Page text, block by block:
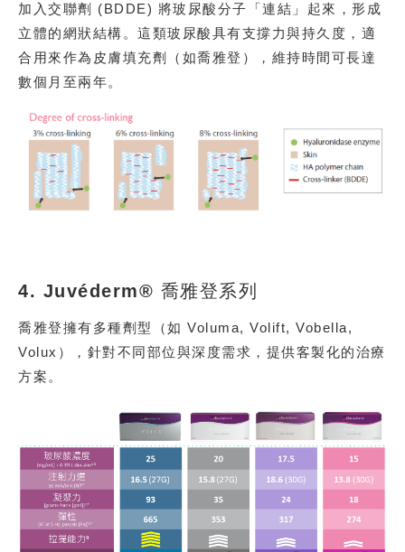
加入交聯劑 (BDDE) 將玻尿酸分子「連結」起來，形成
立體的網狀結構。這類玻尿酸具有支撐力與持久度 ，適
合用來作為皮膚填充劑（如喬雅登），維持時間可長達
數個月至兩年。
4. Juvéderm® 喬雅登系列
喬雅登擁有多種劑型（如 Voluma, Volift, Vobella,
Volux），針對不同部位與深度需求，提供客製化的治療
方案。